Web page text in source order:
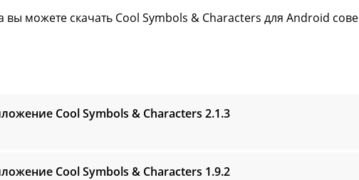
вы можете скачать Cool Symbols & Characters для Android
Cool Symbols & Characters 2.1.3
Cool Symbols & Characters 1.9.2